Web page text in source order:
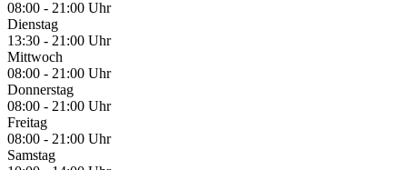
08:00 - 21:00 Uhr
Dienstag
13:30 - 21:00 Uhr
Mittwoch
08:00 - 21:00 Uhr
Donnerstag
08:00 - 21:00 Uhr
Freitag
08:00 - 21:00 Uhr
Samstag